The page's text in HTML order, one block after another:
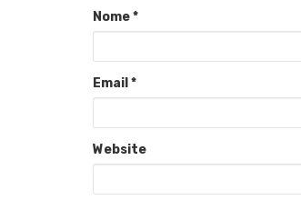
Nome*
Email *
Website